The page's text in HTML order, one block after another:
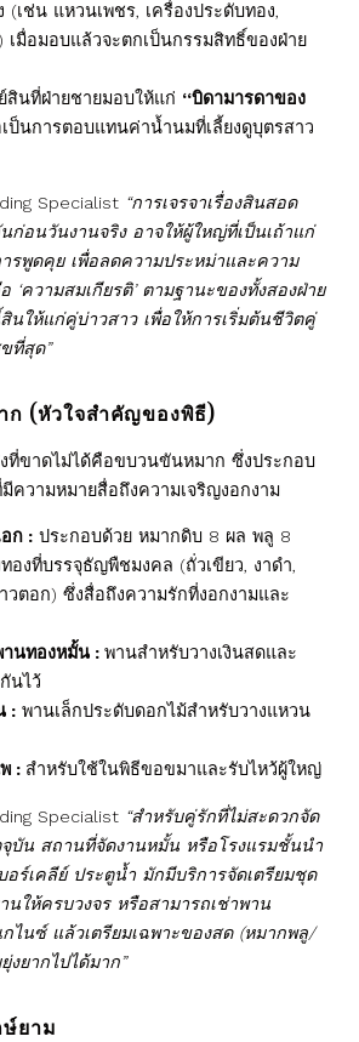
(เช่น แหวนเพชร, เครื่องประดับทอง,
เมื่อมอบแล้วจะตกเป็นกรรมสิทธิ์ของฝ่าย
สินที่ฝ่ายชายมอบให้แก่ “บิดามารดาของ
เป็นการตอบแทนค่าน้ำนมที่เลี้ยงดูบุตรสาว
Specialist “การเจรจาเรื่องสินสอด
ก่อนวันงานจริง อาจให้ผู้ใหญ่ที่เป็นเถ้าแก่
รพูดคุย เพื่อลดความประหม่าและความ
‘ความสมเกียรติ’ ตามฐานะของทั้งสองฝ่าย
นให้แก่คู่บ่าวสาว เพื่อให้การเริ่มต้นชีวิตคู่
ที่สุด”
(หัวใจสำคัญของพิธี)
ขาดไม่ได้คือขบวนขันหมาก ซึ่งประกอบ
ความหมายสื่อถึงความเจริญงอกงาม
ก : ประกอบด้วย หมากดิบ 8 ผล พลู 8
ทองที่บรรจุธัญพืชมงคล (ถั่วเขียว, งาดำ,
วตอก) ซึ่งสื่อถึงความรักที่งอกงามและ
นทองหมั้น :พานสำหรับวางเงินสดและ
นไว้
: พานเล็กประดับดอกไม้สำหรับวางแหวน
: สำหรับใช้ในพิธีขอขมาและรับไหว้ผู้ใหญ่
Specialist “สำหรับคู่รักที่ไม่สะดวกจัด
จุบัน สถานที่จัดงานหมั้น หรือโรงแรมชั้นนำ
อร์เคลีย์ ประตูน้ำ มักมีบริการจัดเตรียมชุด
ให้ครบวงจร หรือสามารถเช่าพาน
ไนซ์ แล้วเตรียมเฉพาะของสด (หมากพลู/
ยากไปได้มาก”
ยาม